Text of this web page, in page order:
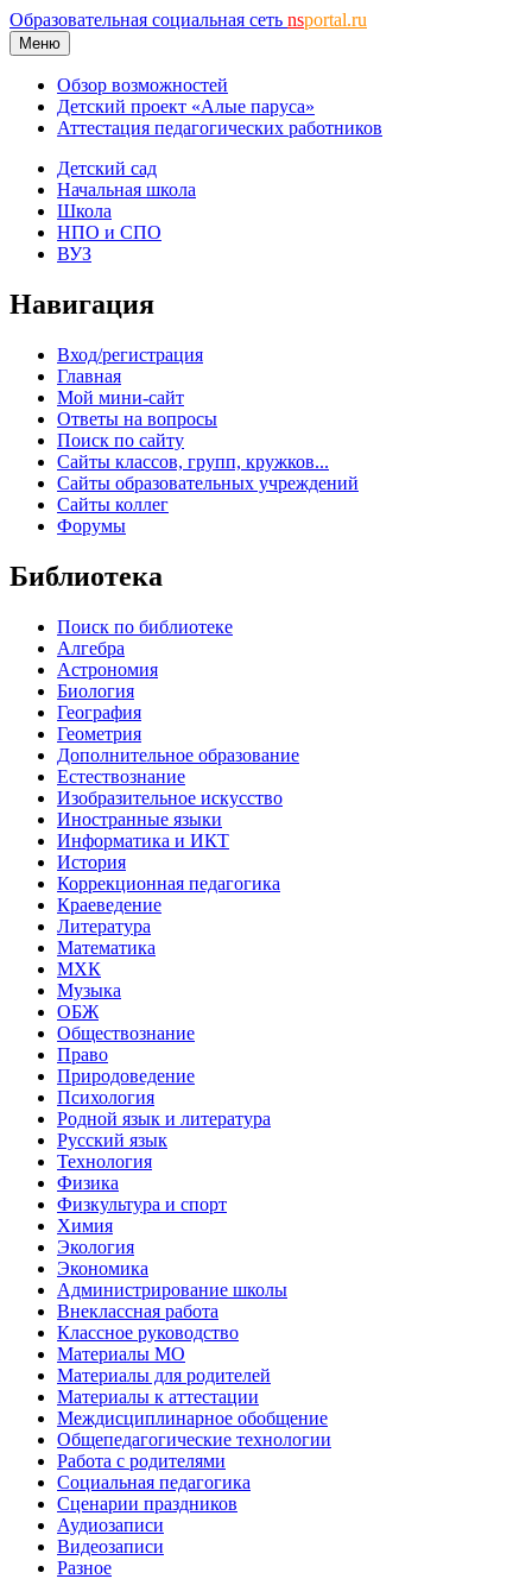
Образовательная социальная сеть nsportal.ru
Меню
Обзор возможностей
Детский проект «Алые паруса»
Аттестация педагогических работников
Детский сад
Начальная школа
Школа
НПО и СПО
ВУЗ
Навигация
Вход/регистрация
Главная
Мой мини-сайт
Ответы на вопросы
Поиск по сайту
Сайты классов, групп, кружков...
Сайты образовательных учреждений
Сайты коллег
Форумы
Библиотека
Поиск по библиотеке
Алгебра
Астрономия
Биология
География
Геометрия
Дополнительное образование
Естествознание
Изобразительное искусство
Иностранные языки
Информатика и ИКТ
История
Коррекционная педагогика
Краеведение
Литература
Математика
МХК
Музыка
ОБЖ
Обществознание
Право
Природоведение
Психология
Родной язык и литература
Русский язык
Технология
Физика
Физкультура и спорт
Химия
Экология
Экономика
Администрирование школы
Внеклассная работа
Классное руководство
Материалы МО
Материалы для родителей
Материалы к аттестации
Междисциплинарное обобщение
Общепедагогические технологии
Работа с родителями
Социальная педагогика
Сценарии праздников
Аудиозаписи
Видеозаписи
Разное